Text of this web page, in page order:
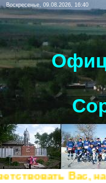
Воскресенье, 09.08.2026, 16:40
Вас, на